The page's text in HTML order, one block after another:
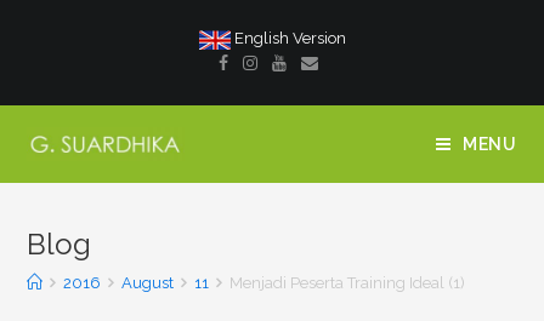
English Version
MENU
Blog
2016 August 11 Menjadi Peserta Training Ideal (1)